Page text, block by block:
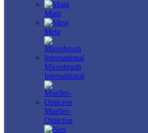
Mani
Meta
Microbrush
International
Mueller-
Omicron